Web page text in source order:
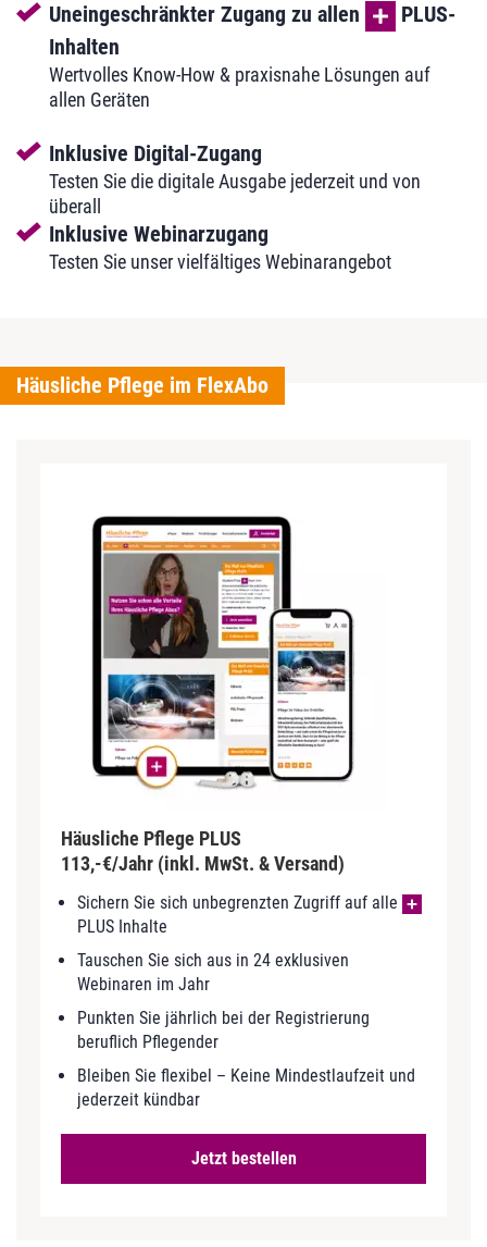
Uneingeschränkter Zugang zu allen
PLUS-
Inhalten
Wertvolles Know-How & praxisnahe Lösungen auf
allen Geräten
Inklusive Digital-Zugang
Testen Sie die digitale Ausgabe jederzeit und von
überall
Inklusive Webinarzugang
Testen Sie unser vielfältiges Webinarangebot
Häusliche Pflege im FlexAbo
Häusliche Pflege PLUS
113,-€/Jahr (inkl. MwSt. & Versand)
Sichern Sie sich unbegrenzten Zugriff auf alle
PLUS Inhalte
Tauschen Sie sich aus in 24 exklusiven
Webinaren im Jahr
Punkten Sie jährlich bei der Registrierung
beruflich Pflegender
Bleiben Sie flexibel – Keine Mindestlaufzeit und
jederzeit kündbar
Jetzt bestellen